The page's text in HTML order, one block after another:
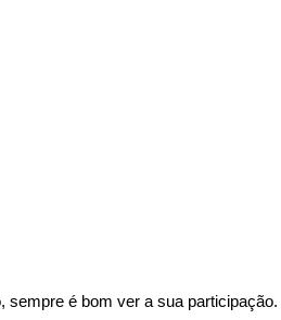
sempre é bom ver a sua participação.